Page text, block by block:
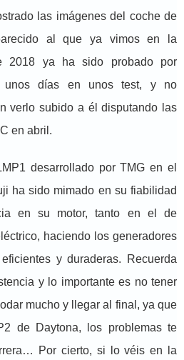
las imágenes del coche de
al que ya vimos en la
2018 ya ha sido probado por
unos días en unos test, y no
verlo subido a él disputando las
en abril.
desarrollado por TMG en el
ha sido mimado en su fiabilidad
en su motor, tanto en el de
haciendo los generadores
y duraderas. Recuerda
y lo importante es no tener
mucho y llegar al final, ya que
de Daytona, los problemas te
Por cierto, si lo véis en la